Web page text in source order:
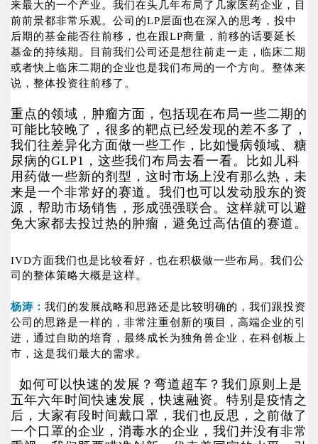
来最大的一个产业。我们在头几年布局了几家医药企业，目
前前景都非常乐观。公司的LP层面也在深入的思考，投中
后期的基金能否往前移，也在跟LP商量，前移的话要延长
基金的持续期。目前我们公司还是想往前走一走，临床二期
或者快上临床二期的企业也是我们布局的一个方向。整体来
说，整体投资往前移了。
重点的领域，肿瘤方面，包括现在布局一些二期的
可能比较晚了，很多的靶点已经发现的差不多了，
我们往差异化方面做一些工作，比如慢病领域、糖
尿病的GLP1，这些我们布局去看一看。比如儿科
用药做一些新的剂型，这时市场上没有那么热，未
来是一个非常好的赛道。我们也可以发动股东的资
源，帮助市场销售，形成强强联合。这样就可以避
免大家都去投过热的肿瘤，避免过高估值的赛道。
IVD方面我们也是比较看好，也在积极做一些布局。我们公
司的整体策略大概是这样。
杨涛： 我们的发展战略和思路还是比较明确的，我们跟投资
公司的思路是一样的，非常注重创新的项目，高端企业的引
进，通过自助的培育，最终成长为独角兽企业，在科创板上
市，这是我们最大的需求。
如何可以快速的发展？弯道超车？我们原则上是
五年六年时间快速发展，快速融资。特别是疫情之
后，大家有段时间戴口罩，我们也反思，之前做了
一个口罩的企业，消毒水的企业，我们并没有非常